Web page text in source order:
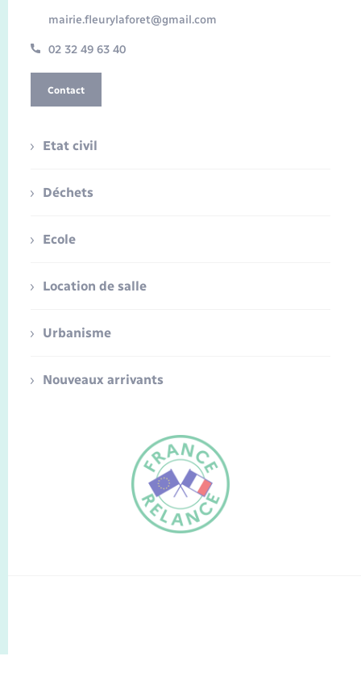
FR
mairie.fleurylaforet@gmail.com
02 32 49 63 40
Contact
Etat civil
Déchets
Ecole
Location de salle
Urbanisme
Nouveaux arrivants